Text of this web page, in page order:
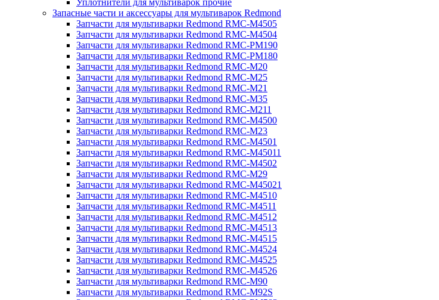
Уплотнители для мультиварок прочие
Запасные части и аксессуары для мультиварок Redmond
Запчасти для мультиварки Redmond RMC-M4505
Запчасти для мультиварки Redmond RMC-M4504
Запчасти для мультиварки Redmond RMC-PM190
Запчасти для мультиварки Redmond RMC-PM180
Запчасти для мультиварки Redmond RMC-M20
Запчасти для мультиварки Redmond RMC-M25
Запчасти для мультиварки Redmond RMC-M21
Запчасти для мультиварки Redmond RMC-M35
Запчасти для мультиварки Redmond RMC-M211
Запчасти для мультиварки Redmond RMC-M4500
Запчасти для мультиварки Redmond RMC-M23
Запчасти для мультиварки Redmond RMC-M4501
Запчасти для мультиварки Redmond RMC-M45011
Запчасти для мультиварки Redmond RMC-M4502
Запчасти для мультиварки Redmond RMC-M29
Запчасти для мультиварки Redmond RMC-M45021
Запчасти для мультиварки Redmond RMC-M4510
Запчасти для мультиварки Redmond RMC-M4511
Запчасти для мультиварки Redmond RMC-M4512
Запчасти для мультиварки Redmond RMC-M4513
Запчасти для мультиварки Redmond RMC-M4515
Запчасти для мультиварки Redmond RMC-M4524
Запчасти для мультиварки Redmond RMC-M4525
Запчасти для мультиварки Redmond RMC-M4526
Запчасти для мультиварки Redmond RMC-M90
Запчасти для мультиварки Redmond RMC-M92S